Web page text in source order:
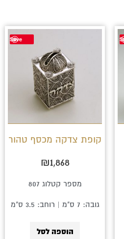
Save
קופת צדקה מכסף טהור
₪1,868
מספר קטלוג 807
גובה: 7 ס"מ | רוחב: 3.5 ס"מ
הוספה לסל